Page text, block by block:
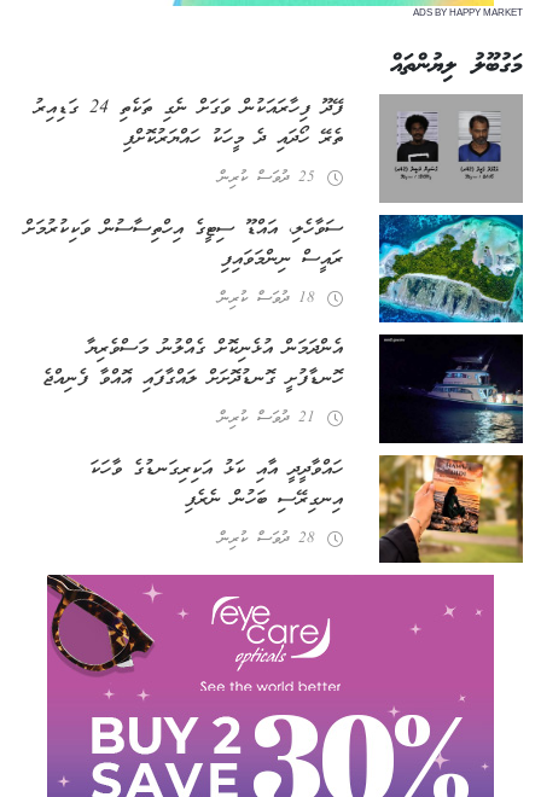
ADS BY HAPPY MARKET
މަގުބޫލު ލިޔުންތައް
ފޭދޫ ފިހާރައަކުން ވަގަށް ނެގި ތަކެތި 24 ގަޑިއިރު
ތެރޭ ހޯދައި ދެ މީހަކު ހައްޔަރުކޮށްފި
25 ދުވަސް ކުރިން
ސަވާހެލި، އައްޑޫ ސިޓީގެ އިހްތިސާސުން ވަކިކުރުމަށް
ރައީސް ނިންމަވައިފި
18 ދުވަސް ކުރިން
އެންދަމަން އުޅެނިކޮށް ގެއްލުނު މަސްވެރިޔާ
ހޮނޑާފުށީ ގޮނޑުދޮށަށް ލައްގާފައި އޮއްވާ ފެނިއްޖެ
21 ދުވަސް ކުރިން
ހައްވާދީދީ އާއި ކަޅު އަކިރިގަނޑުގެ ވާހަކަ
އިނގިރޭސި ބަހުން ނެރެފި
28 ދުވަސް ކުރިން